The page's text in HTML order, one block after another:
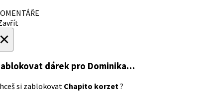
dárek pro Dominika…
si zablokovat Chapito korzet?